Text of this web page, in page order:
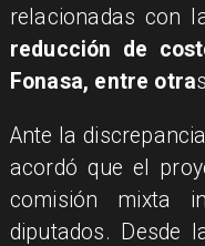
relacionadas con
reducción de
Fonasa, entre otra
Ante la
acordó que el
comisión mixta
diputados. Desde